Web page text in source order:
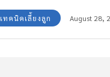
เทคนิคเลี้ยงลูก August 28,